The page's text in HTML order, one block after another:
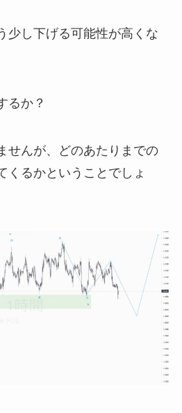
少し下げる可能性が高くな
るか？
せんが、どのあたりまでの
くるかということでしょ